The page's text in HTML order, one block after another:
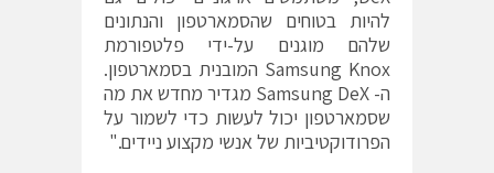
להיות בטוחים שהסמארטפון והנתונים
שלהם מוגנים על-ידי פלטפורמת
Samsung Knox המובנית בסמארטפון.
ה- Samsung DeX מגדיר מחדש את מה
שסמארטפון יכול לעשות כדי לשמור על
הפרודוקטיביות של אנשי מקצוע ניידים."